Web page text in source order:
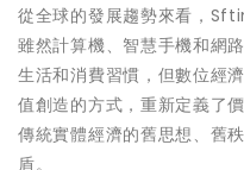
從全球的發展趨勢來看，
雖然計算機、智慧手機和網
生活和消費習慣，但數位經
值創造的方式，重新定義了
傳統實體經濟的舊思想、舊
盾。